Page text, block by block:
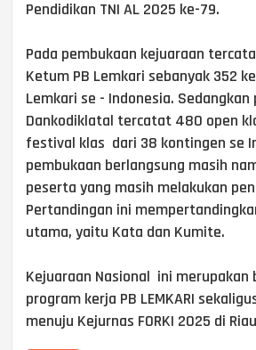
Pendidikan TNI AL 2025 ke-79.
Pada pembukaan kejuaraan
Ketum PB Lemkari sebanyak 352
Lemkari se - Indonesia. Sedangkan
Dankodiklatal tercatat 480 open
festival klas dari 38 kontingen se
pembukaan berlangsung masih
peserta yang masih melakukan
Pertandingan ini
utama, yaitu Kata dan Kumite.
Kejuaraan Nasional ini merupakan
program kerja PB LEMKARI
menuju Kejurnas FORKI 2025 di